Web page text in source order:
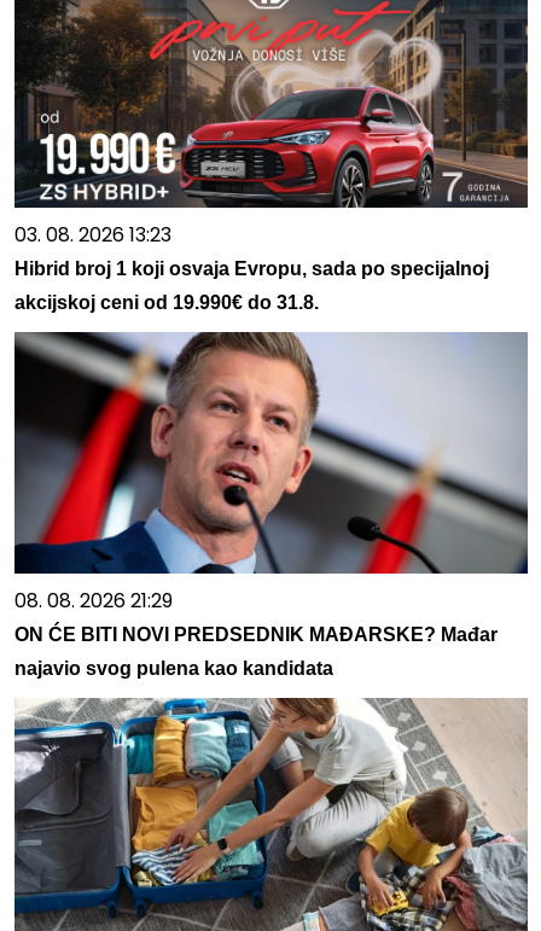
03. 08. 2026 13:23
Hibrid broj 1 koji osvaja Evropu, sada po specijalnoj
akcijskoj ceni od 19.990€ do 31.8.
08. 08. 2026 21:29
ON ĆE BITI NOVI PREDSEDNIK MAĐARSKE? Mađar
najavio svog pulena kao kandidata